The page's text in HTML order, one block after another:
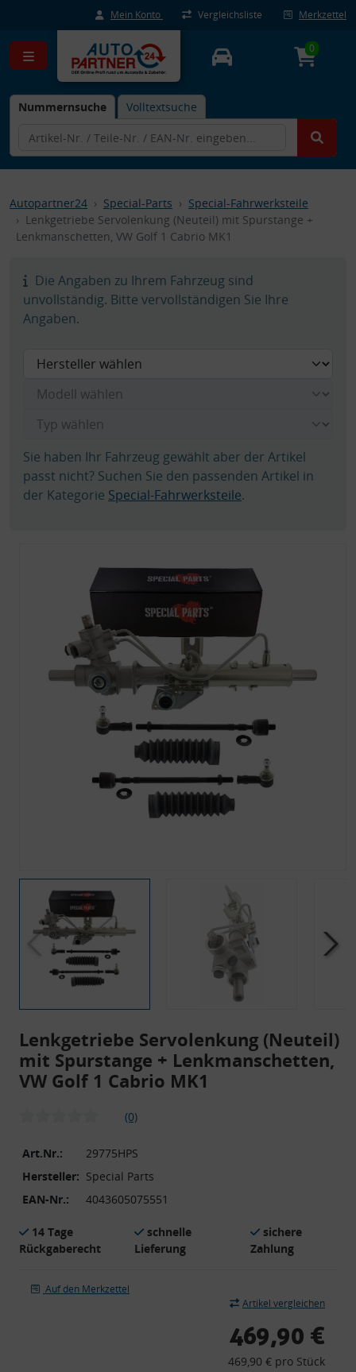
Mein Konto Vergleichsliste Merkzettel
Nummernsuche Volltextsuche
0
Autopartner24 Special-Parts
Special-Fahrwerksteile
Lenkgetriebe Servolenkung (Neuteil) mit Spurstange +
Lenkmanschetten, VW Golf 1 Cabrio MK1
Die Angaben zu Ihrem Fahrzeug sind
unvollständig. Bitte vervollständigen Sie Ihre
Angaben.
Sie haben Ihr Fahrzeug gewählt aber der Artikel
passt nicht? Suchen Sie den passenden Artikel in
der Kategorie Special-Fahrwerksteile.
Lenkgetriebe Servolenkung (Neuteil)
mit Spurstange + Lenkmanschetten,
VW Golf 1 Cabrio MK1
(0)
Art.Nr.:
29775HPS
Hersteller: Special Parts
EAN-Nr.:
4043605075551
14 Tage
Rückgaberecht
schnelle
Lieferung
sichere
Zahlung
Auf den Merkzettel
Artikel vergleichen
469,90 €
469,90 € pro Stück